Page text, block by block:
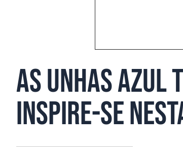
As unhas azul
Inspire-se